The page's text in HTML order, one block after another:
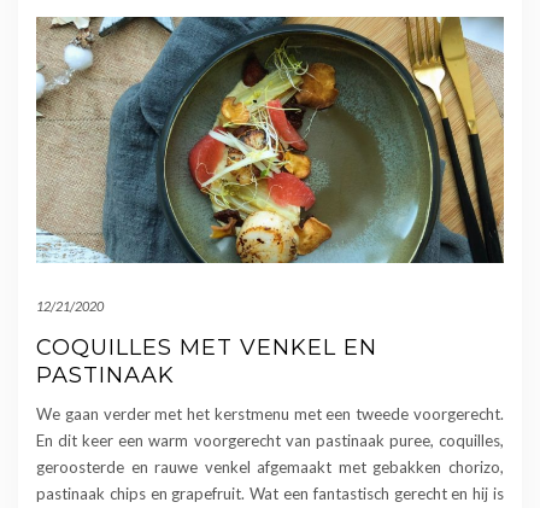
12/21/2020
COQUILLES MET VENKEL EN
PASTINAAK
We gaan verder met het kerstmenu met een tweede voorgerecht.
En dit keer een warm voorgerecht van pastinaak puree, coquilles,
geroosterde en rauwe venkel afgemaakt met gebakken chorizo,
pastinaak chips en grapefruit. Wat een fantastisch gerecht en hij is